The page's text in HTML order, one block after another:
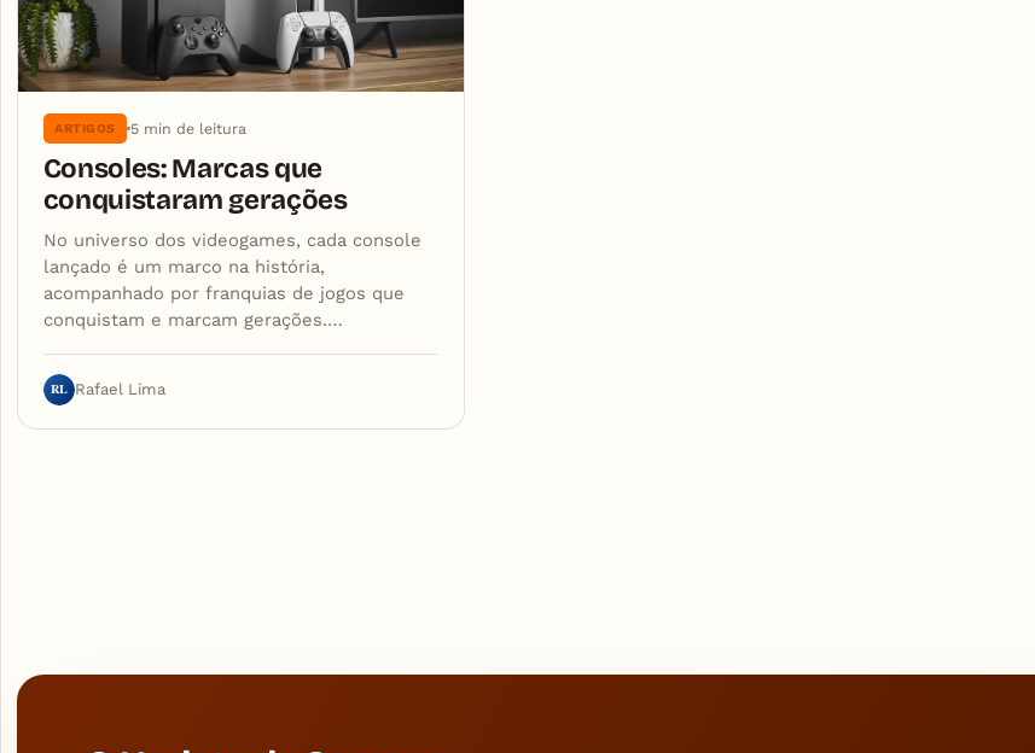
ARTIGOS 5 min de leitura
Consoles: Marcas que
conquistaram gerações
No universo dos videogames, cada console
lançado é um marco na história,
acompanhado por franquias de jogos que
conquistam e marcam gerações.…
RL Rafael Lima